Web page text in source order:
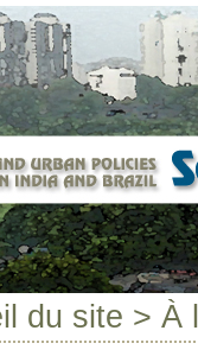
du site > À